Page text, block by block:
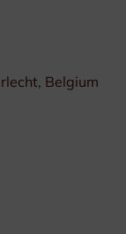
Belgium